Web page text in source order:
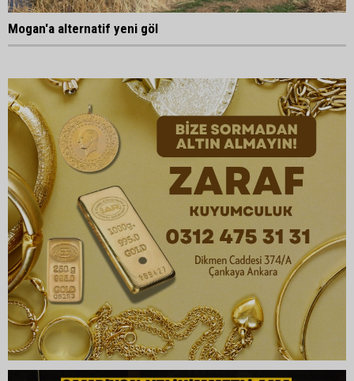
Mogan'a alternatif yeni göl